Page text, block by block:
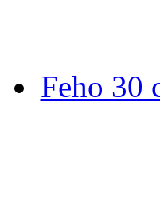
Feho 30